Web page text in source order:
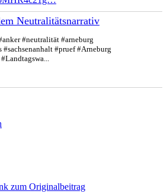
Neutralitätsnarrativ
#neutralität #arneburg
#pruef #Arneburg